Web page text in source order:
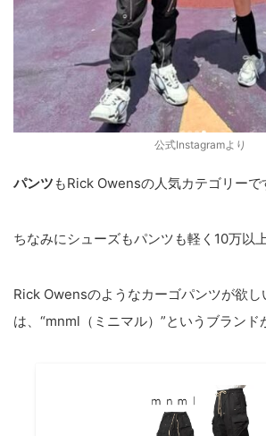
公式Instagramより
パンツ もRick Owensの人気カテゴリーで
ちなみにシューズもパンツも軽く10万以
Rick Owensのようなカーゴパンツが欲し
は、“mnml（ミニマル）”というブランド